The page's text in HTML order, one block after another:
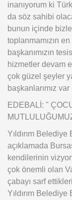
inanıyorum ki
da söz sahibi
bunun içinde
toplanmamızın
başkanımızın
hizmetler devam
çok güzel şeyler
başkanlarımız
EDEBALİ: "
Yıldırım Belediye
açıklamada
kendilerinin
çok önemli olan
çabayı sarf
Yıldırım